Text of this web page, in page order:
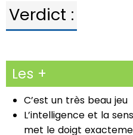
Verdict :
Les +
C’est un très beau jeu
L’intelligence et la
met le doigt